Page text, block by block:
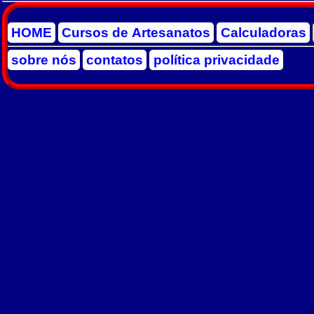
HOME Cursos de Artesanatos Calculadoras
sobre nós
contatos política privacidade